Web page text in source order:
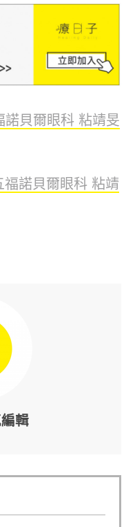
諾貝爾眼科 粘靖旻
福諾貝爾眼科 粘靖
輯